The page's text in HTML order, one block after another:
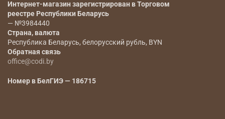
Интернет-магазин зарегистрирован в Торговом
реестре Республики Беларусь
— №3984440
Страна, валюта
Республика Беларусь, белорусский рубль, BYN
Обратная связь
office@codi.by
Номер в БелГИЭ — 186715